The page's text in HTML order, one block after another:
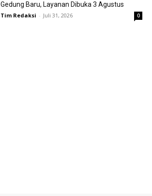
Gedung Baru, Layanan Dibuka 3 Agustus
Tim Redaksi - Juli 31, 2026 0